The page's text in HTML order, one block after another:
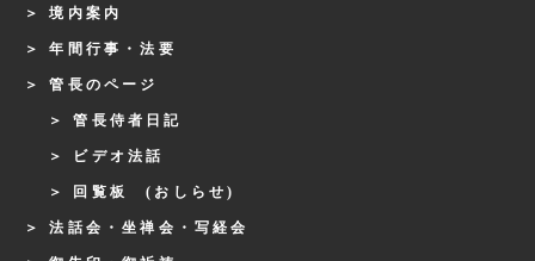
境内案内
年間行事・法要
管長のページ
管長侍者日記
ビデオ法話
回覧板 (おしらせ)
法話会・坐禅会・写経会